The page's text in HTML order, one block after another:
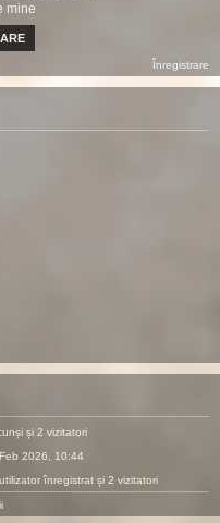
mine
Înregistrare
și 2 vizitatori
2026, 10:44
înregistrat și 2 vizitatori